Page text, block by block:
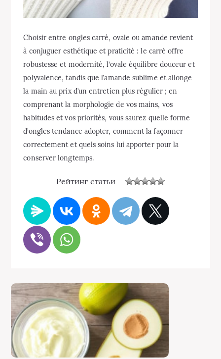
Choisir entre ongles carré, ovale ou amande revient
à conjuguer esthétique et praticité : le carré offre
robustesse et modernité, l’ovale équilibre douceur et
polyvalence, tandis que l’amande sublime et allonge
la main au prix d’un entretien plus régulier ; en
comprenant la morphologie de vos mains, vos
habitudes et vos priorités, vous saurez quelle forme
d’ongles tendance adopter, comment la façonner
correctement et quels soins lui apporter pour la
conserver longtemps.
Рейтинг статьи